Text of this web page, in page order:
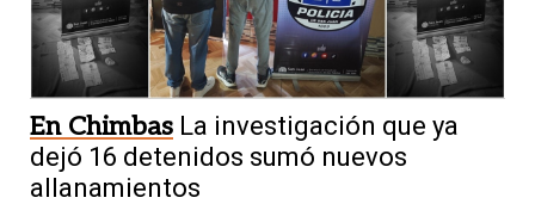
En Chimbas La investigación que ya
dejó 16 detenidos sumó nuevos
allanamientos